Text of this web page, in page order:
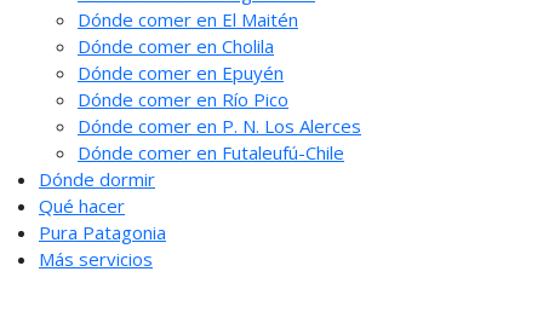
Dónde comer en El Maitén
Dónde comer en Cholila
Dónde comer en Epuyén
Dónde comer en Río Pico
Dónde comer en P. N. Los Alerces
Dónde comer en Futaleufú-Chile
Dónde dormir
Qué hacer
Pura Patagonia
Más servicios